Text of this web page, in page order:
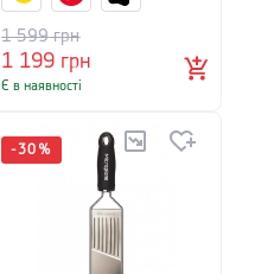
1 199 грн
1 599грн
Є в наявності
-30 %